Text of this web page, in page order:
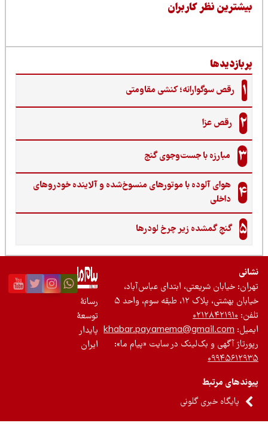
نظر کاربران
رقص سوگوارانه؛ کنشی مقاومتی
رقص عزا
مبارزه با جست‌وجوی گنج‌
هوای آلوده با موتورهای منسوخ‌شده و آلاینده خودروهای
داخلی
گنجِ گمشده زیر چرخ لودرها
خیابان شریعتی، ابتدای عباس‌آباد،
بهشتی، پلاک ۱۲، طبقه سوم، واحد ۵
۰۲۱۲۸۴۲۱۹۱۰
khabar.payamema@gmail.com
آگهی و بک‌لینک در سایت «پیام ما»:
مرتبط
پایگاه خبری گلونی
رسانۀ
توسعۀ
پایدار
ایران